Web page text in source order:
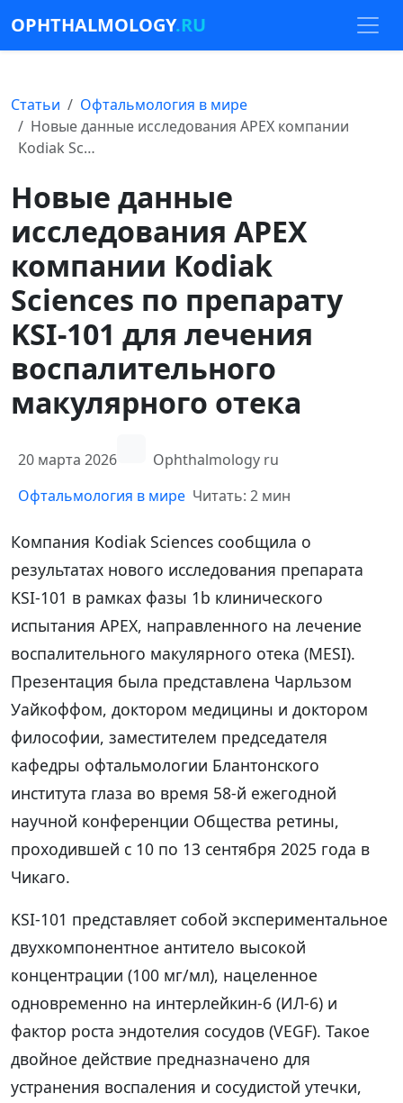
OPHTHALMOLOGY.RU
Статьи
Офтальмология в мире
Новые данные исследования APEX компании
Kodiak Sc…
Новые данные
исследования APEX
компании Kodiak
Sciences по препарату
KSI-101 для лечения
воспалительного
макулярного отека
20 марта 2026
Ophthalmology ru
Офтальмология в мире Читать: 2 мин
Компания Kodiak Sciences сообщила о
результатах нового исследования препарата
KSI-101 в рамках фазы 1b клинического
испытания APEX, направленного на лечение
воспалительного макулярного отека (MESI).
Презентация была представлена Чарльзом
Уайкоффом, доктором медицины и доктором
философии, заместителем председателя
кафедры офтальмологии Блантонского
института глаза во время 58-й ежегодной
научной конференции Общества ретины,
проходившей с 10 по 13 сентября 2025 года в
Чикаго.
KSI-101 представляет собой экспериментальное
двухкомпонентное антитело высокой
концентрации (100 мг/мл), нацеленное
одновременно на интерлейкин-6 (ИЛ-6) и
фактор роста эндотелия сосудов (VEGF). Такое
двойное действие предназначено для
устранения воспаления и сосудистой утечки,